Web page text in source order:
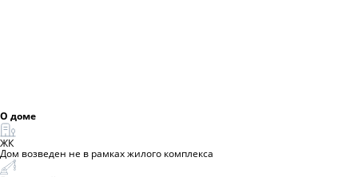
О доме
ЖК
Дом возведен не в рамках жилого комплекса